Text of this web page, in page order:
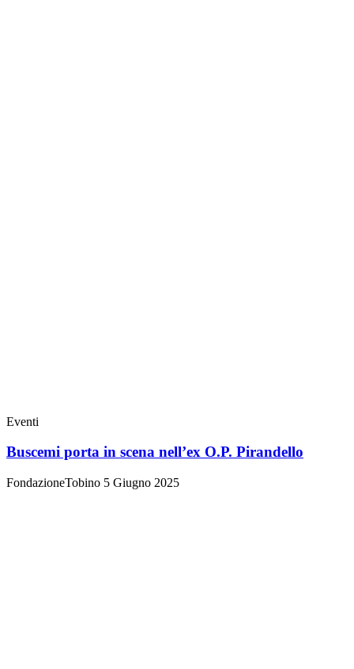
Eventi
Buscemi porta in scena nell’ex O.P. Pirandello
FondazioneTobino 5 Giugno 2025